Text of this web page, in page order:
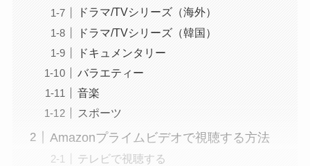
ドラマ/TVシリーズ（海外）
ドラマ/TVシリーズ（韓国）
ドキュメンタリー
バラエティー
音楽
スポーツ
Amazonプライムビデオで視聴する方法
テレビで視聴する